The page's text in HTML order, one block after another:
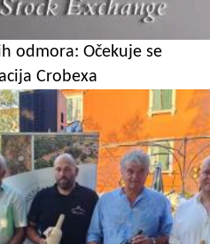
odmora: Očekuje se
Crobexa